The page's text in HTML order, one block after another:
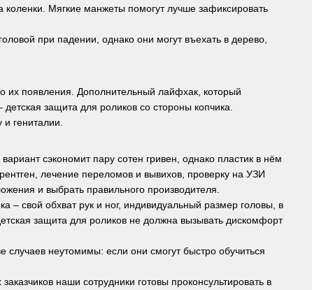
Мягкие манжеты помогут лучше зафиксировать
при падении, однако они могут въехать в дерево,
их появления. Дополнительный лайфхак, который
защита для роликов со стороны копчика.
гениталии.
сэкономит пару сотен гривен, однако пластик в нём
лечение переломов и вывихов, проверку на УЗИ
и выбрать правильного производителя.
– свой обхват рук и ног, индивидуальный размер головы, в
защита для роликов не должна вызывать дискомфорт
неутомимы: если они смогут быстро обучиться
наши сотрудники готовы проконсультировать в